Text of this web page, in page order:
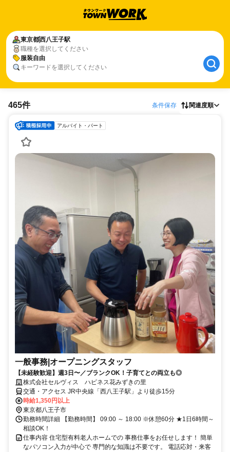
東京都西八王子駅
職種を選択してください
服装自由
キーワードを選択してください
465件 条件保存 関連度順
アルバイト・パート
一般事務|オープニングスタッフ
【未経験歓迎】週3日〜／ブランクOK！子育てとの両立も◎
株式会社セルヴィス ハピネス花みずきの里
交通・アクセス JR中央線「西八王子駅」より徒歩15分
時給1,350円以上
東京都八王子市
勤務時間詳細 【勤務時間】 09:00 ～ 18:00 ※休憩60分 ★1日6時間～
相談OK！
仕事内容 住宅型有料老人ホームでの 事務仕事をお任せします！ 簡単
なパソコン入力が中心で 専門的な知識は不要です。 電話応対・来客